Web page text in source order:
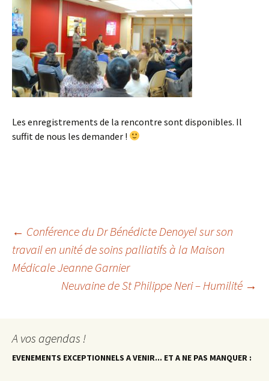
Les enregistrements de la rencontre sont disponibles. Il
suffit de nous les demander !
Navigation
des
← Conférence du Dr Bénédicte Denoyel sur son
travail en unité de soins palliatifs à la Maison
Médicale Jeanne Garnier
Neuvaine de St Philippe Neri – Humilité →
A vos agendas !
EVENEMENTS EXCEPTIONNELS A VENIR... ET A NE PAS MANQUER :